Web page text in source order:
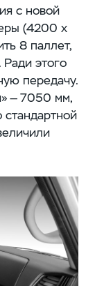
с новой
(4200 х
8 паллет,
Ради этого
передачу.
— 7050 мм,